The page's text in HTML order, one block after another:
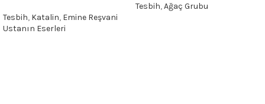
Tesbih, Katalin, Emine Reşvani
Ustanın Eserleri
Tesbih,Ağaç Grubu